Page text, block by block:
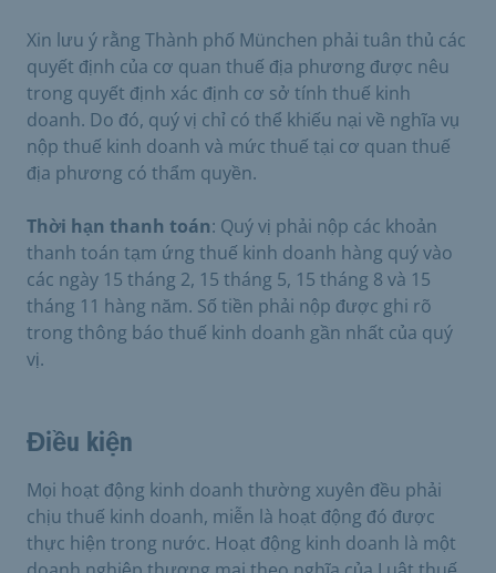
Xin lưu ý rằng Thành phố München phải tuân thủ các
quyết định của cơ quan thuế địa phương được nêu
trong quyết định xác định cơ sở tính thuế kinh
doanh. Do đó, quý vị chỉ có thể khiếu nại về nghĩa vụ
nộp thuế kinh doanh và mức thuế tại cơ quan thuế
địa phương có thẩm quyền.
Thời hạn thanh toán: Quý vị phải nộp các khoản
thanh toán tạm ứng thuế kinh doanh hàng quý vào
các ngày 15 tháng 2, 15 tháng 5, 15 tháng 8 và 15
tháng 11 hàng năm. Số tiền phải nộp được ghi rõ
trong thông báo thuế kinh doanh gần nhất của quý
vị.
Điều kiện
Mọi hoạt động kinh doanh thường xuyên đều phải
chịu thuế kinh doanh, miễn là hoạt động đó được
thực hiện trong nước. Hoạt động kinh doanh là một